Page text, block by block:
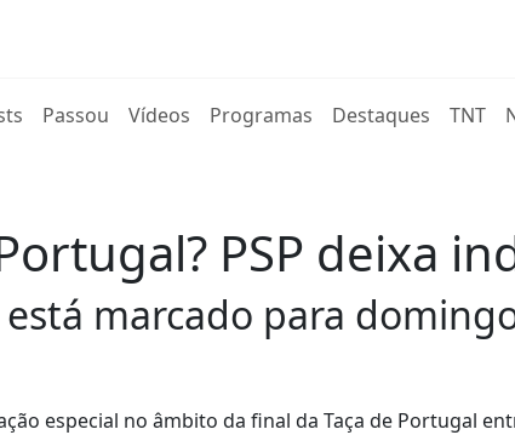
Passou Vídeos Programas Destaques TNT
PSP deixa
marcado para
especial no âmbito da final da Taça de Portugal